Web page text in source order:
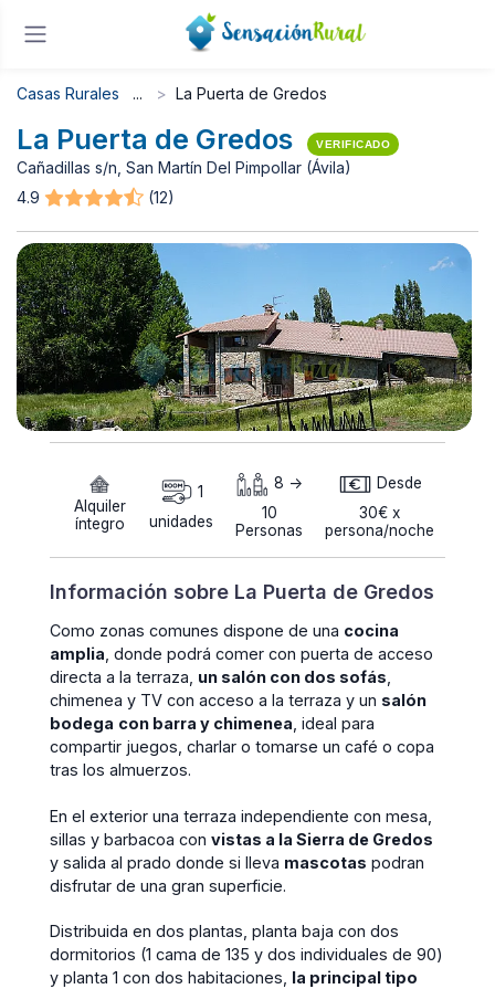
Casas Rurales La Puerta de Gredos
La Puerta de Gredos VERIFICADO
Cañadillas s/n, San Martín Del Pimpollar (Ávila)
4.9
(12)
Alquiler
íntegro
1
unidades
8 ->
10
Personas
Desde
30€ x
persona/noche
Información sobre La Puerta de Gredos
Como zonas comunes dispone de una cocina
amplia , donde podrá comer con puerta de acceso
directa a la terraza, un salón con dos sofás
chimenea y TV con acceso a la terraza y un salón
bodega con barra y chimenea , ideal para
compartir juegos, charlar o tomarse un café o copa
tras los almuerzos.
En el exterior una terraza independiente con mesa,
sillas y barbacoa con vistas a la Sierra de Gredos
y salida al prado donde si lleva mascotas podran
disfrutar de una gran superficie.
Distribuida en dos plantas, planta baja con dos
dormitorios (1 cama de 135 y dos individuales de 90)
y planta 1 con dos habitaciones, la principal tipo